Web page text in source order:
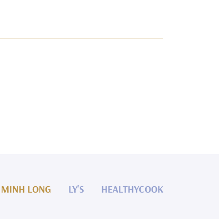
MINH LONG LY'S HEALTHYCOOK